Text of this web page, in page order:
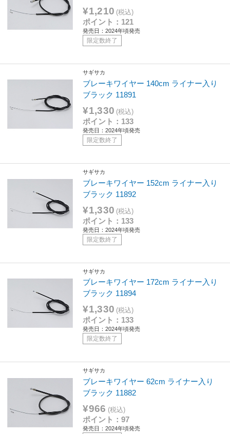
¥1,210 (税込)
ポイント：121
発売日：2024年頃発売
限定数終了
サギサカ
ブレーキワイヤー 140cm ライナー入り
ブラック 11891
¥1,330 (税込)
ポイント：133
発売日：2024年頃発売
限定数終了
サギサカ
ブレーキワイヤー 152cm ライナー入り
ブラック 11892
¥1,330 (税込)
ポイント：133
発売日：2024年頃発売
限定数終了
サギサカ
ブレーキワイヤー 172cm ライナー入り
ブラック 11894
¥1,330 (税込)
ポイント：133
発売日：2024年頃発売
限定数終了
サギサカ
ブレーキワイヤー 62cm ライナー入り
ブラック 11882
¥966 (税込)
ポイント：97
発売日：2024年頃発売